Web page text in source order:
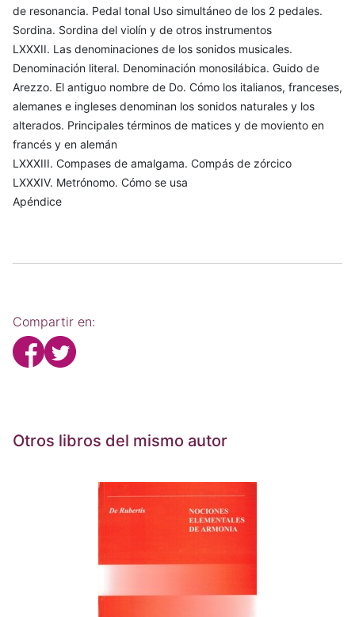
de resonancia. Pedal tonal Uso simultáneo de los 2 pedales.
Sordina. Sordina del violín y de otros instrumentos
LXXXII. Las denominaciones de los sonidos musicales.
Denominación literal. Denominación monosilábica. Guido de
Arezzo. El antiguo nombre de Do. Cómo los italianos, franceses,
alemanes e ingleses denominan los sonidos naturales y los
alterados. Principales términos de matices y de moviento en
francés y en alemán
LXXXIII. Compases de amalgama. Compás de zórcico
LXXXIV. Metrónomo. Cómo se usa
Apéndice
Compartir en:
Otros libros del mismo autor